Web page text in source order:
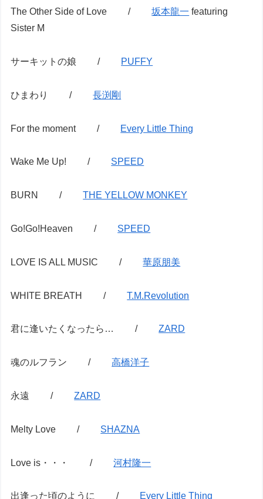
The Other Side of Love /坂本龍一 featuring
Sister M
サーキットの娘 / PUFFY
ひまわり /長渕剛
For the moment / Every Little Thing
Wake Me Up! / SPEED
BURN /THE YELLOW MONKEY
Go!Go!Heaven / SPEED
LOVE IS ALL MUSIC /華原朋美
WHITE BREATH /T.M.Revolution
君に逢いたくなったら… /ZARD
魂のルフラン /高橋洋子
永遠 /ZARD
Melty Love / SHAZNA
Love is・・・ /河村隆一
出逢った頃のように / Every Little Thing